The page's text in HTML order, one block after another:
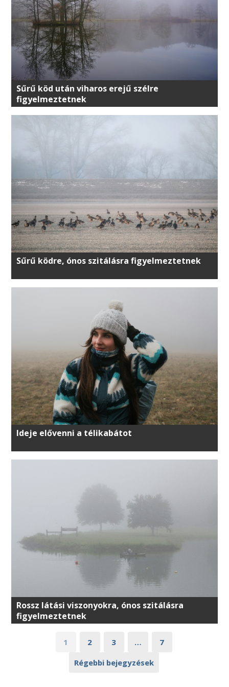
Sűrű köd után viharos erejű szélre
figyelmeztetnek
Sűrű ködre, ónos szitálásra figyelmeztetnek
Ideje elővenni a télikabátot
Rossz látási viszonyokra, ónos szitálásra
figyelmeztetnek
1 2 3 …
7
Régebbi bejegyzések